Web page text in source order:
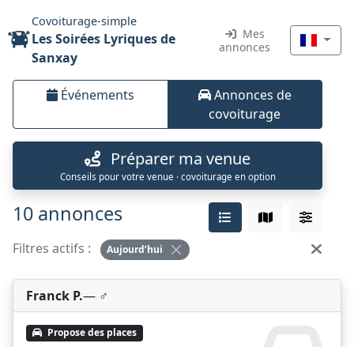
Covoiturage-simple
Les Soirées Lyriques de
Sanxay
Mes
annonces
Événements
Annonces de
covoiturage
Préparer ma venue
Conseils pour votre venue · covoiturage en option
10 annonces
Filtres actifs : Aujourd’hui
Franck P.— ♂️
Propose des places